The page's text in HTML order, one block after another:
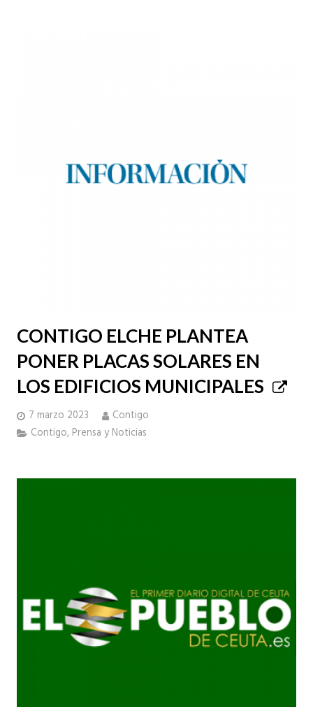
CONTIGO ELCHE PLANTEA
PONER PLACAS SOLARES EN
LOS EDIFICIOS MUNICIPALES
7 marzo 2023
Contigo
Contigo,Prensa y Noticias